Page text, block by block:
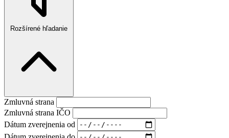
Rozšírené hľadanie
Zmluvná strana
Zmluvná strana IČO
Dátum zverejnenia od